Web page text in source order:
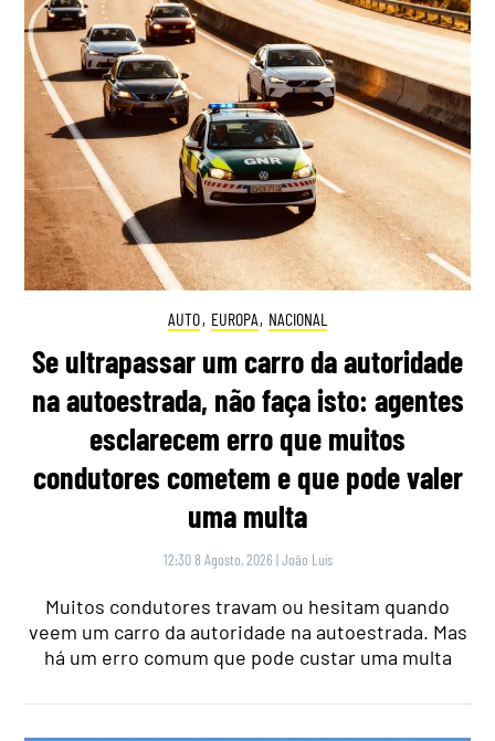
AUTO, EUROPA, NACIONAL
Se ultrapassar um carro da autoridade
na autoestrada, não faça isto: agentes
esclarecem erro que muitos
condutores cometem e que pode valer
uma multa
12:30 8 Agosto, 2026 |João Luís
Muitos condutores travam ou hesitam quando
veem um carro da autoridade na autoestrada. Mas
há um erro comum que pode custar uma multa